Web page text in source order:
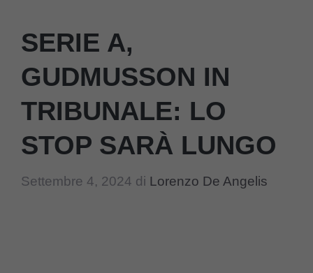
SERIE A,
GUDMUSSON IN
TRIBUNALE: LO
STOP SARÀ LUNGO
Settembre 4, 2024 di Lorenzo De Angelis